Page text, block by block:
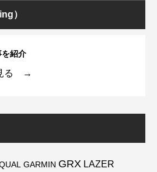
）
紹介
る →
GARMIN GRX LAZER